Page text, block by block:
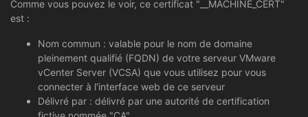
Comme vous pouvez le voir, ce certificat "__MACHINE_CERT"
est :
Nom commun : valable pour le nom de domaine
pleinement qualifié (FQDN) de votre serveur VMware
vCenter Server (VCSA) que vous utilisez pour vous
connecter à l'interface web de ce serveur
Délivré par : délivré par une autorité de certification